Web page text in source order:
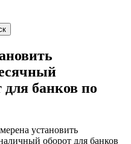
банков по
установить
оборот для банков